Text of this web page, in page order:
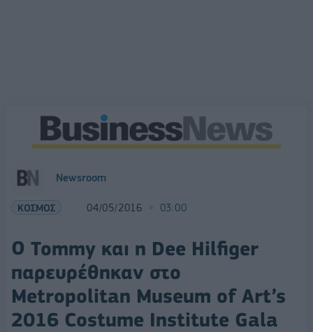
Newsroom
ΚΟΣΜΟΣ 04/05/2016 03:00
Ο Tommy και η Dee Hilfiger
παρευρέθηκαν στο
Metropolitan Museum of Art’s
2016 Costume Institute Gala